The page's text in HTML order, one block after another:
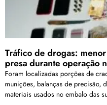
Tráfico de drogas:
presa durante operação
Foram localizadas porções de
munições, balanças de precisão,
materiais usados no embalo das